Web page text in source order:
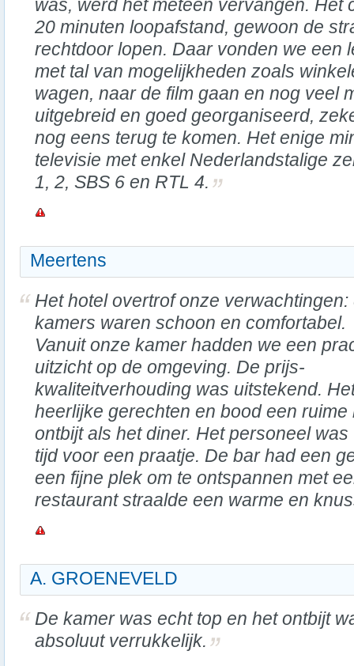
was, werd het meteen vervangen. Het
20 minuten loopafstand, gewoon de
rechtdoor lopen. Daar vonden we een
met tal van mogelijkheden zoals
wagen, naar de film gaan en nog veel
uitgebreid en goed georganiseerd,
nog eens terug te komen. Het enige
televisie met enkel Nederlandstalige
1, 2, SBS 6 en RTL 4.
Meertens
Het hotel overtrof onze verwachtingen:
kamers waren schoon en comfortabel.
Vanuit onze kamer hadden we een
uitzicht op de omgeving. De prijs-
kwaliteitverhouding was uitstekend.
heerlijke gerechten en bood een
ontbijt als het diner. Het personeel
tijd voor een praatje. De bar had een
een fijne plek om te ontspannen met
restaurant straalde een warme en
A. GROENEVELD
De kamer was echt top en het ontbijt
absoluut verrukkelijk.